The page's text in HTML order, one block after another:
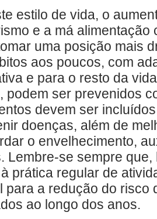
estilo de vida, o
e a má
uma posição mais
aos poucos, com
e para o resto da
podem ser prevenidos
devem ser
doenças, além de
o envelhecimento,
Lembre-se sempre
prática regular de
para a redução do risco
ao longo dos anos.